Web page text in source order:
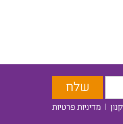
| מדיניות פרטיות